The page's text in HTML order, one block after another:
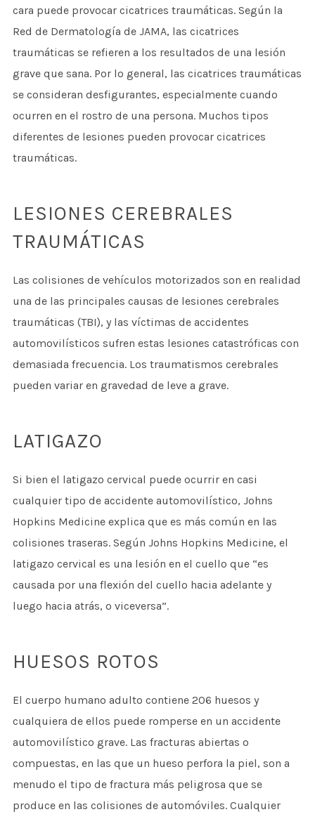
cara puede provocar cicatrices traumáticas. Según la
Red de Dermatología de JAMA, las cicatrices
traumáticas se refieren a los resultados de una lesión
grave que sana. Por lo general, las cicatrices traumáticas
se consideran desfigurantes, especialmente cuando
ocurren en el rostro de una persona. Muchos tipos
diferentes de lesiones pueden provocar cicatrices
traumáticas.
LESIONES CEREBRALES
TRAUMÁTICAS
Las colisiones de vehículos motorizados son en realidad
una de las principales causas de lesiones cerebrales
traumáticas (TBI), y las víctimas de accidentes
automovilísticos sufren estas lesiones catastróficas con
demasiada frecuencia. Los traumatismos cerebrales
pueden variar en gravedad de leve a grave.
LATIGAZO
Si bien el latigazo cervical puede ocurrir en casi
cualquier tipo de accidente automovilístico, Johns
Hopkins Medicine explica que es más común en las
colisiones traseras. Según Johns Hopkins Medicine, el
latigazo cervical es una lesión en el cuello que “es
causada por una flexión del cuello hacia adelante y
luego hacia atrás, o viceversa”.
HUESOS ROTOS
El cuerpo humano adulto contiene 206 huesos y
cualquiera de ellos puede romperse en un accidente
automovilístico grave. Las fracturas abiertas o
compuestas, en las que un hueso perfora la piel, son a
menudo el tipo de fractura más peligrosa que se
produce en las colisiones de automóviles. Cualquier